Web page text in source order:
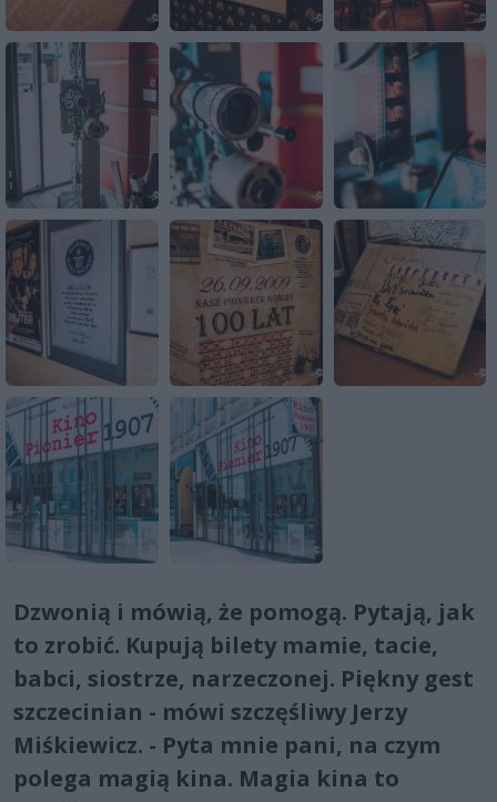
Dzwonią i mówią, że pomogą. Pytają, jak
to zrobić. Kupują bilety mamie, tacie,
babci, siostrze, narzeczonej. Piękny gest
szczecinian - mówi szczęśliwy Jerzy
Miśkiewicz. - Pyta mnie pani, na czym
polega magią kina. Magia kina to